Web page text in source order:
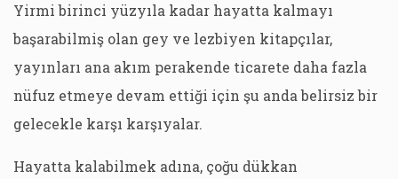
Yirmi birinci yüzyıla kadar hayatta kalmayı
başarabilmiş olan gey ve lezbiyen kitapçılar,
yayınları ana akım perakende ticarete daha fazla
nüfuz etmeye devam ettiği için şu anda belirsiz bir
gelecekle karşı karşıyalar.
Hayatta kalabilmek adına, çoğu dükkan